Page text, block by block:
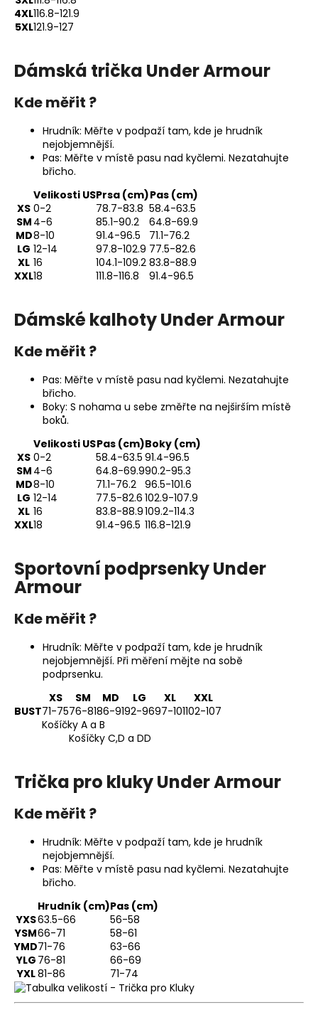
4XL116.8-121.9
5XL121.9-127
Dámská trička Under Armour
Kde měřit ?
Hrudník: Měřte v podpaží tam, kde je hrudník
nejobjemnější.
Pas: Měřte v místě pasu nad kyčlemi. Nezatahujte
břicho.
Velikosti USPrsa (cm)Pas (cm)
XS 0-2 78.7-83.8 58.4-63.5
SM 4-6 85.1-90.2
64.8-69.9
MD8-10 91.4-96.5
71.1-76.2
LG 12-14 97.8-102.9 77.5-82.6
XL 16 104.1-109.2 83.8-88.9
XXL18 111.8-116.8 91.4-96.5
Dámské kalhoty Under Armour
Kde měřit ?
Pas: Měřte v místě pasu nad kyčlemi. Nezatahujte
břicho.
Boky: S nohama u sebe změřte na nejširším místě
boků.
Velikosti USPas (cm)Boky (cm)
XS 0-2 58.4-63.5 91.4-96.5
SM 4-6 64.8-69.990.2-95.3
MD8-10 71.1-76.2 96.5-101.6
LG 12-14 77.5-82.6 102.9-107.9
XL 16 83.8-88.9109.2-114.3
XXL18 91.4-96.5 116.8-121.9
Sportovní podprsenky Under
Armour
Kde měřit ?
Hrudník: Měřte v podpaží tam, kde je hrudník
nejobjemnější. Při měření mějte na sobě
podprsenku.
XS
SM MD LG XL
XXL
BUST71-7576-8186-9192-9697-101102-107
Košíčky A a B
Košíčky C,D a DD
Trička pro kluky Under Armour
Kde měřit ?
Hrudník: Měřte v podpaží tam, kde je hrudník
nejobjemnější.
Pas: Měřte v místě pasu nad kyčlemi. Nezatahujte
břicho.
Hrudník (cm)Pas (cm)
YXS63.5-66
56-58
YSM66-71
58-61
YMD71-76
63-66
YLG 76-81
66-69
YXL81-86 71-74
o
r
č
u
j
e
TRIKO
MANTO
LOGO
-
ČERNÉ
-
MNT670_BLK